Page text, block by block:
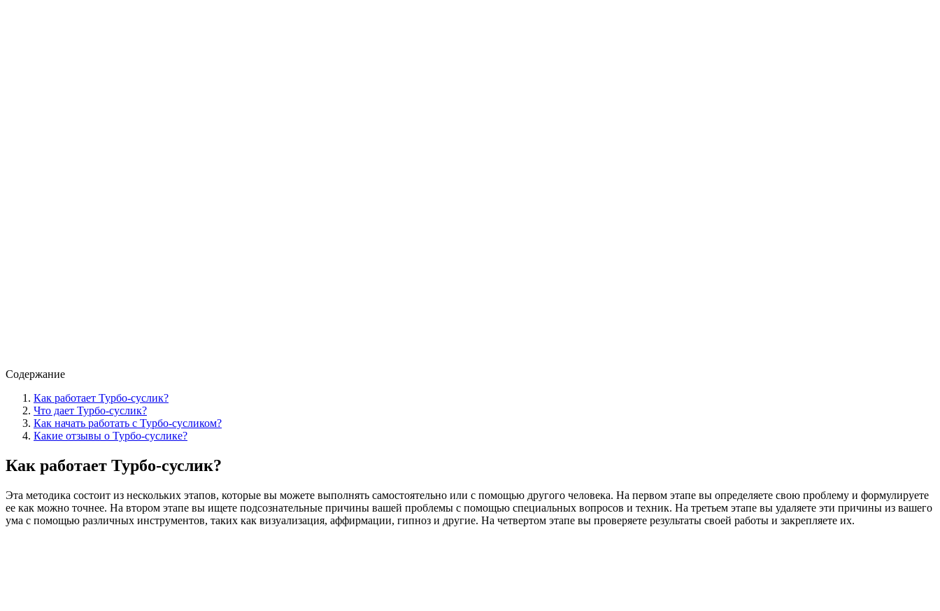
Содержание
Как работает Турбо-суслик?
Что дает Турбо-суслик?
Как начать работать с Турбо-сусликом?
Какие отзывы о Турбо-суслике?
Как работает Турбо-суслик?
Эта методика состоит из нескольких этапов, которые вы можете выполнять самостоятельно или с помощью другого человека. На первом этапе вы определяете свою проблему и формулируете
ее как можно точнее. На втором этапе вы ищете подсознательные причины вашей проблемы с помощью специальных вопросов и техник. На третьем этапе вы удаляете эти причины из вашего
ума с помощью различных инструментов, таких как визуализация, аффирмации, гипноз и другие. На четвертом этапе вы проверяете результаты своей работы и закрепляете их.